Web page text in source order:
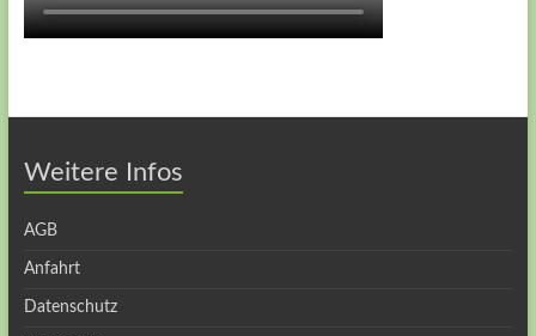
Weitere Infos
AGB
Anfahrt
Datenschutz